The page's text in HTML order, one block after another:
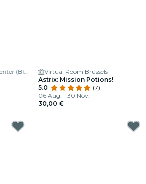
Brussels Indoor Games Center (BIGc) 🕹
Virtual Room Brussels
Astrix: Mission Potions!
5.0
(7)
06 Aug. - 30 Nov.
30,00 €